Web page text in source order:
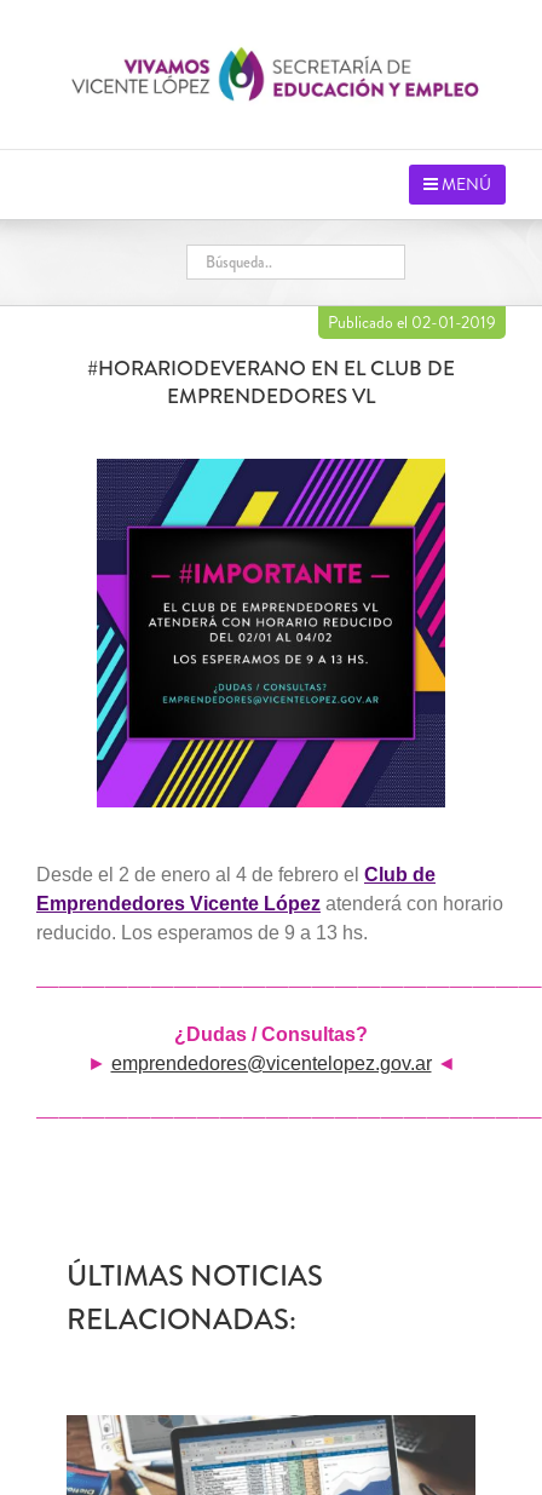
MENÚ
Publicado el 02-01-2019
#HORARIODEVERANO EN EL CLUB DE
EMPRENDEDORES VL
Desde el 2 de enero al 4 de febrero el Club de
Emprendedores Vicente López atenderá con horario
reducido. Los esperamos de 9 a 13 hs.
¿ Dudas /Consultas?
► emprendedores@vicentelopez.gov.ar ◄
ÚLTIMAS NOTICIAS
RELACIONADAS: